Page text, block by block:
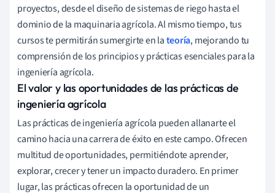
proyectos, desde el diseño de sistemas de riego hasta el
dominio de la maquinaria agrícola. Al mismo tiempo, tus
cursos te permitirán sumergirte en lateoría, mejorando tu
comprensión de los principios y prácticas esenciales para la
ingeniería agrícola.
El valor y las oportunidades de las prácticas de
ingeniería agrícola
Las prácticas de ingeniería agrícola pueden allanarte el
camino hacia una carrera de éxito en este campo. Ofrecen
multitud de oportunidades, permitiéndote aprender,
explorar, crecer y tener un impacto duradero. En primer
lugar, las prácticas ofrecen la oportunidad de un